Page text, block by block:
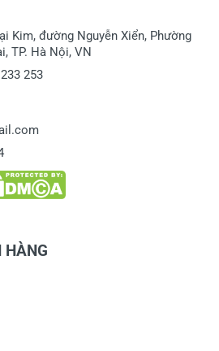
vào bên dưới
Kim, đường Nguyễn Xiển, Phường
TP. Hà Nội, VN
253
HÀNG